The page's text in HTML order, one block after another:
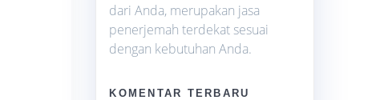
dari Anda, merupakan jasa
penerjemah terdekat sesuai
dengan kebutuhan Anda.
KOMENTAR TERBARU